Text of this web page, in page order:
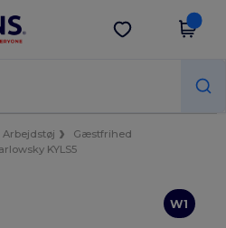
Hent app
Arbejdstøj
Gæstfrihed
KYLS5
W1